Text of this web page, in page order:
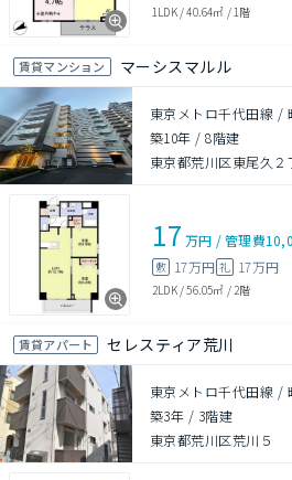
1LDK/40.64㎡ / 1階
賃貸マンション マーシスマルル
東京メトロ千代田線 /
築10年 /8階建
東京都荒川区東尾久２
17 万円 /管理費
敷 17万円 礼 17万円
2LDK/56.05㎡ / 2階
賃貸アパート セレスティア荒川
東京メトロ千代田線 /
築3年 / 3階建
東京都荒川区荒川５